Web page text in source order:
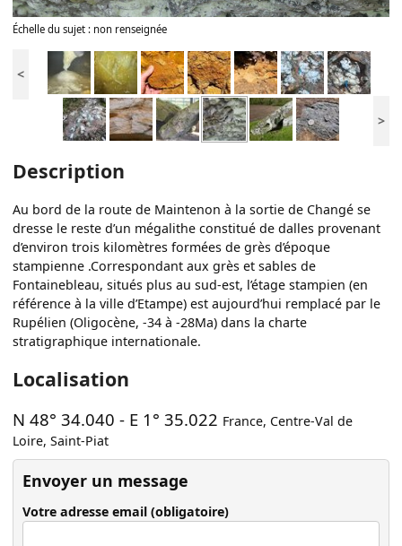
Échelle du sujet : non renseignée
<
>
Description
Au bord de la route de Maintenon à la sortie de Changé se
dresse le reste d’un mégalithe constitué de dalles provenant
d’environ trois kilomètres formées de grès d’époque
stampienne .Correspondant aux grès et sables de
Fontainebleau, situés plus au sud-est, l’étage stampien (en
référence à la ville d’Etampe) est aujourd’hui remplacé par le
Rupélien (Oligocène, -34 à -28Ma) dans la charte
stratigraphique internationale.
Localisation
N 48° 34.040 - E 1° 35.022 France, Centre-Val de
Loire,Saint-Piat
Envoyer un message
Votre adresse email (obligatoire)